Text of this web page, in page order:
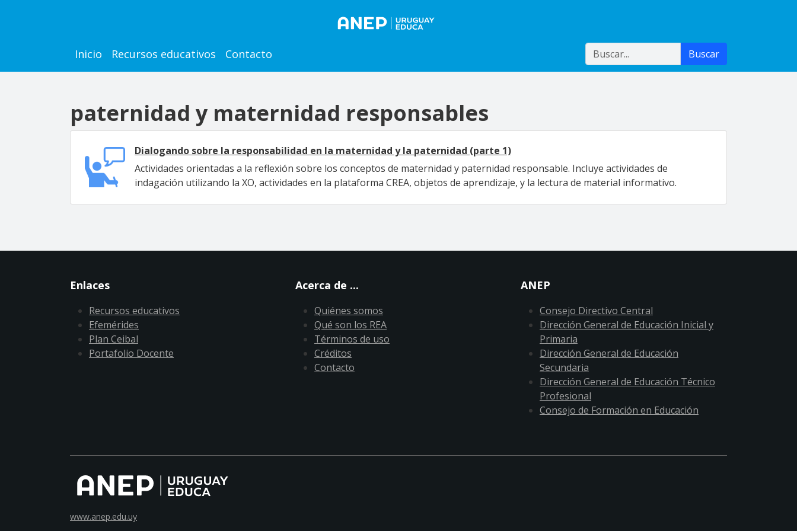
Main navigation
Inicio Recursos educativos Contacto Buscar Buscar
paternidad y maternidad responsables
Dialogando sobre la responsabilidad en la maternidad y la paternidad (parte 1)
Actividades orientadas a la reflexión sobre los conceptos de maternidad y paternidad responsable. Incluye actividades de
indagación utilizando la XO, actividades en la plataforma CREA, objetos de aprendizaje, y la lectura de material informativo.
Enlaces
Recursos educativos
Efemérides
Plan Ceibal
Portafolio Docente
Acerca de ...
Quiénes somos
Qué son los REA
Términos de uso
Créditos
Contacto
ANEP
Consejo Directivo Central
Dirección General de Educación Inicial y
Primaria
Dirección General de Educación
Secundaria
Dirección General de Educación Técnico
Profesional
Consejo de Formación en Educación
www.anep.edu.uy